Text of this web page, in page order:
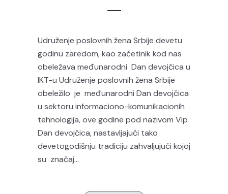
Udruženje poslovnih žena Srbije devetu
godinu zaredom, kao začetinik kod nas
obeležava međunarodni Dan devojčica u
IKT-u Udruženje poslovnih žena Srbije
obeležilo je međunarodni Dan devojčica
u sektoru informaciono-komunikacionih
tehnologija, ove godine pod nazivom Vip
Dan devojčica, nastavljajući tako
devetogodišnju tradiciju zahvaljujući kojoj
su značaj...